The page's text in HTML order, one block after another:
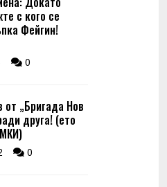
с кого се
Фейгин!
0
„Бригада Нов
друга! (ето
0